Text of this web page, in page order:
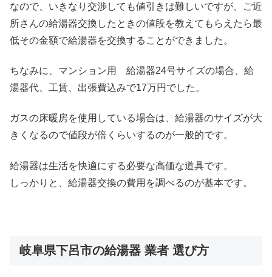
なので、いきなり交渉しても値引きは難しいですが、ご近
所さんの給湯器交換したときの値段を教えてもらえたら最
低その金額で給湯器を交換することができました。
ちなみに、マンション用 給湯器24号サイズの場合、給
湯器代、工賃、出張費込みで17万円でした。
ガスの床暖房を使用している場合は、給湯器のサイズが大
きくなるので値段が倍くらいするのが一般的です。
給湯器は生活を快適にする必要な高価な道具です。
しっかりと、給湯器交換の費用を調べるのが基本です。
岐阜県下呂市の給湯器 業者 選び方